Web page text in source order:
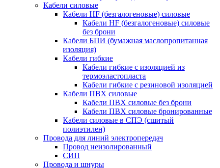
Кабели силовые
Кабели HF (безгалогеновые) силовые
Кабели HF (безгалогеновые) силовые
без брони
Кабели БПИ (бумажная маслопропитанная
изоляция)
Кабели гибкие
Кабели гибкие с изоляцией из
термоэластопласта
Кабели гибкие с резиновой изоляцией
Кабели ПВХ силовые
Кабели ПВХ силовые без брони
Кабели ПВХ силовые бронированные
Кабели силовые в СПЭ (сшитый
полиэтилен)
Провода для линий электропередач
Провод неизолированный
СИП
Провода и шнуры